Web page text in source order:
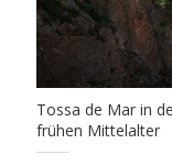
Tossa de Mar in
frühen Mittelalter